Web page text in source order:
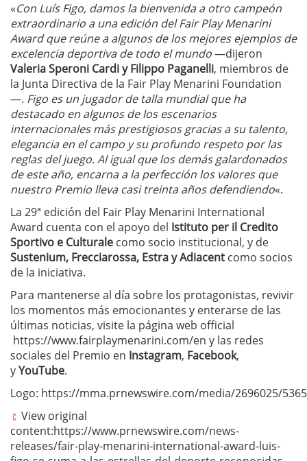
«Con Luís Figo, damos la bienvenida a otro campeón
extraordinario a una edición del Fair Play Menarini
Award que reúne a algunos de los mejores ejemplos de
excelencia deportiva de todo el mundo—dijeron
Valeria Speroni Cardi y Filippo Paganelli, miembros de
la Junta Directiva de la Fair Play Menarini Foundation
—. Figo es un jugador de talla mundial que ha
destacado en algunos de los escenarios
internacionales más prestigiosos gracias a su talento,
elegancia en el campo y su profundo respeto por las
reglas del juego. Al igual que los demás galardonados
de este año, encarna a la perfección los valores que
nuestro Premio lleva casi treinta años defendiendo«.
La 29ª edición del Fair Play Menarini International
Award cuenta con el apoyo del Istituto per il Credito
Sportivo e Culturale como socio institucional, y de
Sustenium, Frecciarossa, Estra y Adiacent como socios
de la iniciativa.
Para mantenerse al día sobre los protagonistas, revivir
los momentos más emocionantes y enterarse de las
últimas noticias, visite la página web official
https://www.fairplaymenarini.com/en y las redes
sociales del Premio en Instagram, Facebook,
yYouTube.
Logo: https://mma.prnewswire.com/media/2696025/
View original
content:https://www.prnewswire.com/news-
releases/fair-play-menarini-international-award-luis-